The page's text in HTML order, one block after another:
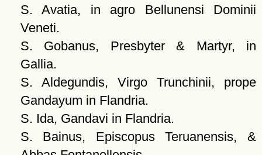
S. Avatia, in agro Bellunensi Dominii
Veneti.
S. Gobanus, Presbyter & Martyr, in
Gallia.
S. Aldegundis, Virgo Trunchinii, prope
Gandayum in Flandria.
S. Ida, Gandavi in Flandria.
S. Bainus, Episcopus Teruanensis, &